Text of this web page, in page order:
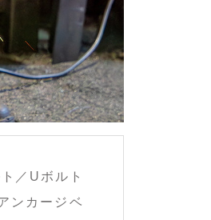
／Uボルト
ンカージベ